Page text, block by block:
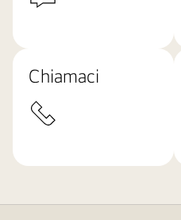
Chiamaci